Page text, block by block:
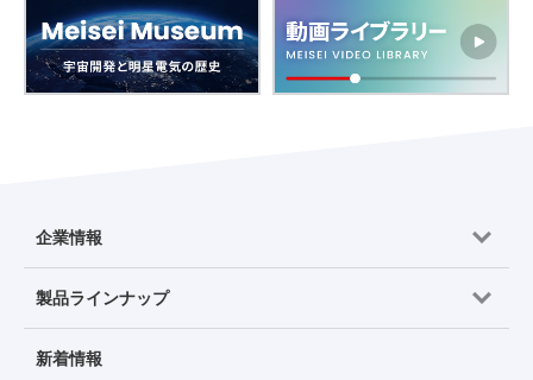
企業情報
製品ラインナップ
新着情報